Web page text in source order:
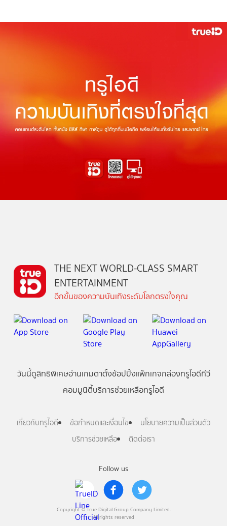
Follow us
Copyright © True Digital Group Company Limited.
All rights reserved
THE NEXT WORLD-CLASS SMART
ENTERTAINMENT
อีกขั้นของความบันเทิงระดับโลกตรงใจคุณ
วันนี้ดูสิทธิพิเศษอ่านเกมตาตั้งช้อปปิ้งแพ็กเกจกล่องทรูไอดีทีวี
คอมมูนิตี้บริการช่วยเหลือทรูไอดี
เกี่ยวกับทรูไอดี ข้อกำหนดและเงื่อนไข
นโยบายความเป็นส่วนตัว
บริการช่วยเหลือ
ติดต่อเรา